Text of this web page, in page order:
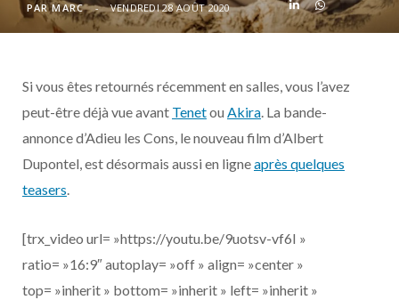
o t
r
r
m
e d l
u
d
PAR MARC VENDREDI 28 AOÛT 2020
Si vous êtes retournés récemment en salles, vous l’avez
peut-être déjà vue avant Tenetou Akira. La bande-
annonce d’Adieu les Cons, le nouveau film d’Albert
Dupontel, est désormais aussi en ligneaprès quelques
teasers.
[trx_video url= »https://youtu.be/9uotsv-vf6I »
ratio= »16:9″ autoplay= »off » align= »center »
top= »inherit » bottom= »inherit » left= »inherit »